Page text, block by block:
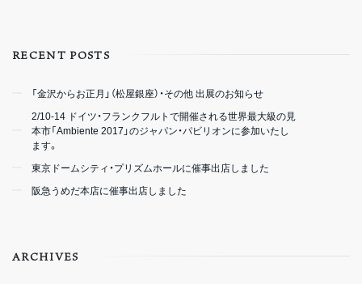
RECENT POSTS
「金沢からお正月」（松屋銀座）・その他 出展のお知らせ
2/10-14 ドイツ・フランクフルトで開催される世界最大級の見
本市「Ambiente 2017」のジャパン・パビリオンに参加いたし
ます。
東京ドームシティ・プリズムホールに催事出店しました
阪急うめだ本店に催事出店しました
ARCHIVES